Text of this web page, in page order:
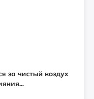
за чистый воздух